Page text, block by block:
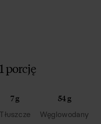
porcję
7 g
Tłuszcze
54 g
Węglowodany